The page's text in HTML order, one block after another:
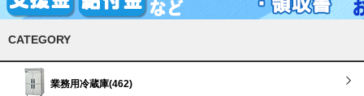
CATEGORY
業務用冷蔵庫(462)